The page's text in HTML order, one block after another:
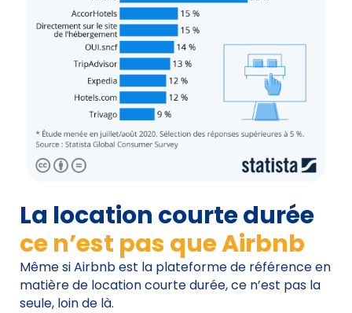
La location courte durée
ce n’est pas que Airbnb
Même si Airbnb est la plateforme de référence en
matière de location courte durée, ce n’est pas la
seule, loin de là.